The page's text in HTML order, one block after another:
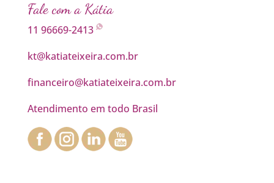
Fale com a Kátia
11 96669-2413
kt@katiateixeira.com.br
financeiro@katiateixeira.com.br
Atendimento em todo Brasil